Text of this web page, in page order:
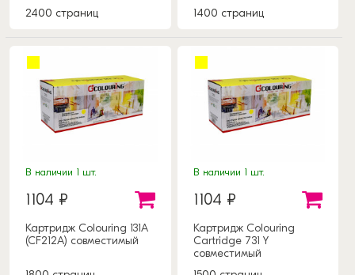
2400 страниц
1400 страниц
В наличии 1 шт.
1104 ₽
Картридж Colouring 131A
(CF212A) совместимый
В наличии 1 шт.
1104 ₽
Картридж Colouring
Cartridge 731 Y
совместимый